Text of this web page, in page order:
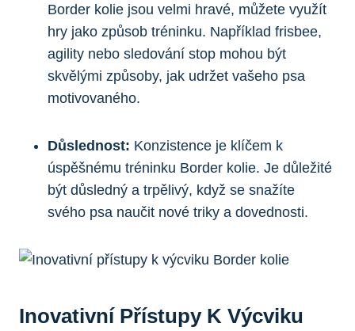
Border kolie jsou velmi hravé, můžete využít
hry jako způsob tréninku. Například frisbee,
agility nebo sledování stop mohou být
skvělými způsoby, jak udržet vašeho psa
motivovaného.
Důslednost: Konzistence je klíčem k
úspěšnému tréninku Border kolie. Je důležité
být důsledný a trpělivý, když se snažíte
svého psa naučit nové triky a dovednosti.
Inovativní Přístupy K Výcviku